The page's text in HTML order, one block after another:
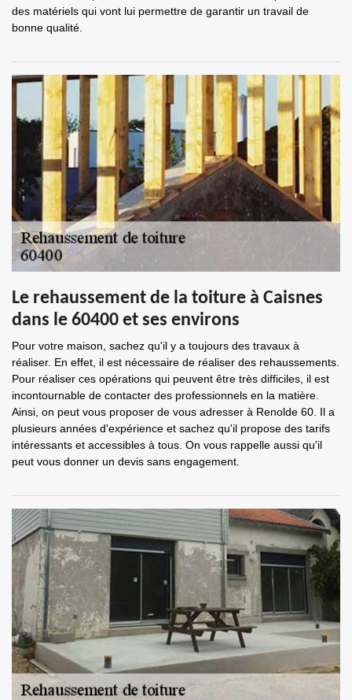
des matériels qui vont lui permettre de garantir un travail de
bonne qualité.
Le rehaussement de la toiture à Caisnes
dans le 60400 et ses environs
Pour votre maison, sachez qu'il y a toujours des travaux à
réaliser. En effet, il est nécessaire de réaliser des rehaussements.
Pour réaliser ces opérations qui peuvent être très difficiles, il est
incontournable de contacter des professionnels en la matière.
Ainsi, on peut vous proposer de vous adresser à Renolde 60. Il a
plusieurs années d'expérience et sachez qu'il propose des tarifs
intéressants et accessibles à tous. On vous rappelle aussi qu'il
peut vous donner un devis sans engagement.